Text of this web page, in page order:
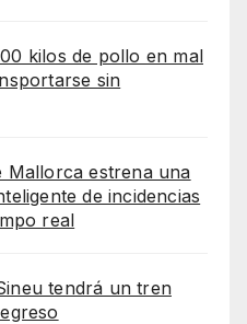
kilos de pollo en mal
sin
Mallorca estrena una
de incidencias
real
tendrá un tren